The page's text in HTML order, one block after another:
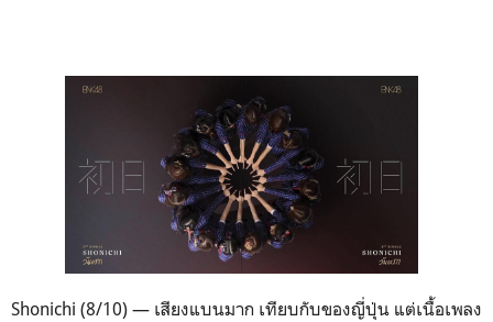
Shonichi (8/10) — เสียงแบนมาก เทียบกับของญี่ปุ่น แต่เนื้อเพลง